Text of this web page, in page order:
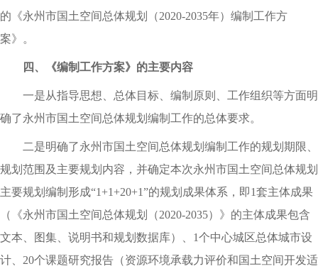
的《永州市国土空间总体规划（2020-2035年）编制工作方
案》
。
四、《编制工作方案》的主要内容
一是从指导思想、总体目标、编制原则、工作组织等方面明
确了永州市国土空间总体规划编制工作的总体要求。
二是明确了永州市国土空间总体规划编制工作的规划期限、
规划范围及主要规划内容 ， 并确定本次永州市国土空间总体规划
主要规划编制形成“1+1+20+1”的规划成果体系 ， 即1套主体成果
（《永州市国土空间总体规划（2020-2035）》的主体成果包含
文本、图集、说明书和规划数据库）、 1个中心城区总体城市设
计、 20个课题研究报告（资源环境承载力评价和国土空间开发适